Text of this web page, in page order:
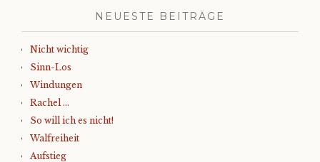
NEUESTE BEITRÄGE
Nicht wichtig
Sinn-Los
Windungen
Rachel …
So will ich es nicht!
Walfreiheit
Aufstieg